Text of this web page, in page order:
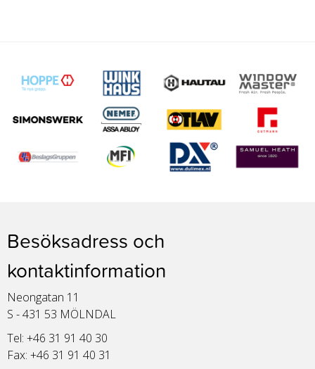
Besöksadress och
kontaktinformation
Neongatan 11
S - 431 53 MÖLNDAL
Tel: +46 31 91 40 30
Fax: +46 31 91 40 31